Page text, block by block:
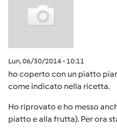
Lun, 06/30/2014 - 10:11
ho coperto con un piatto
come indicato nella ricetta.
Ho riprovato e ho messo
piatto e alla frutta). Per ora